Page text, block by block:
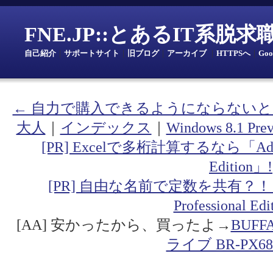
FNE.JP::とあるIT系脱求
自己紹介 サポートサイト 旧ブログ｜ アーカイブ｜ HTTPSへ｜
← 自力で購入できるようにならない
大人
インデックス
Windows 8.1
[PR] Excelで多桁計算するなら「
Edition」!
[PR] 自由な名前で定数を共有？
Professional
[AA] 安かったから、買ったよ→
ライブ BR-